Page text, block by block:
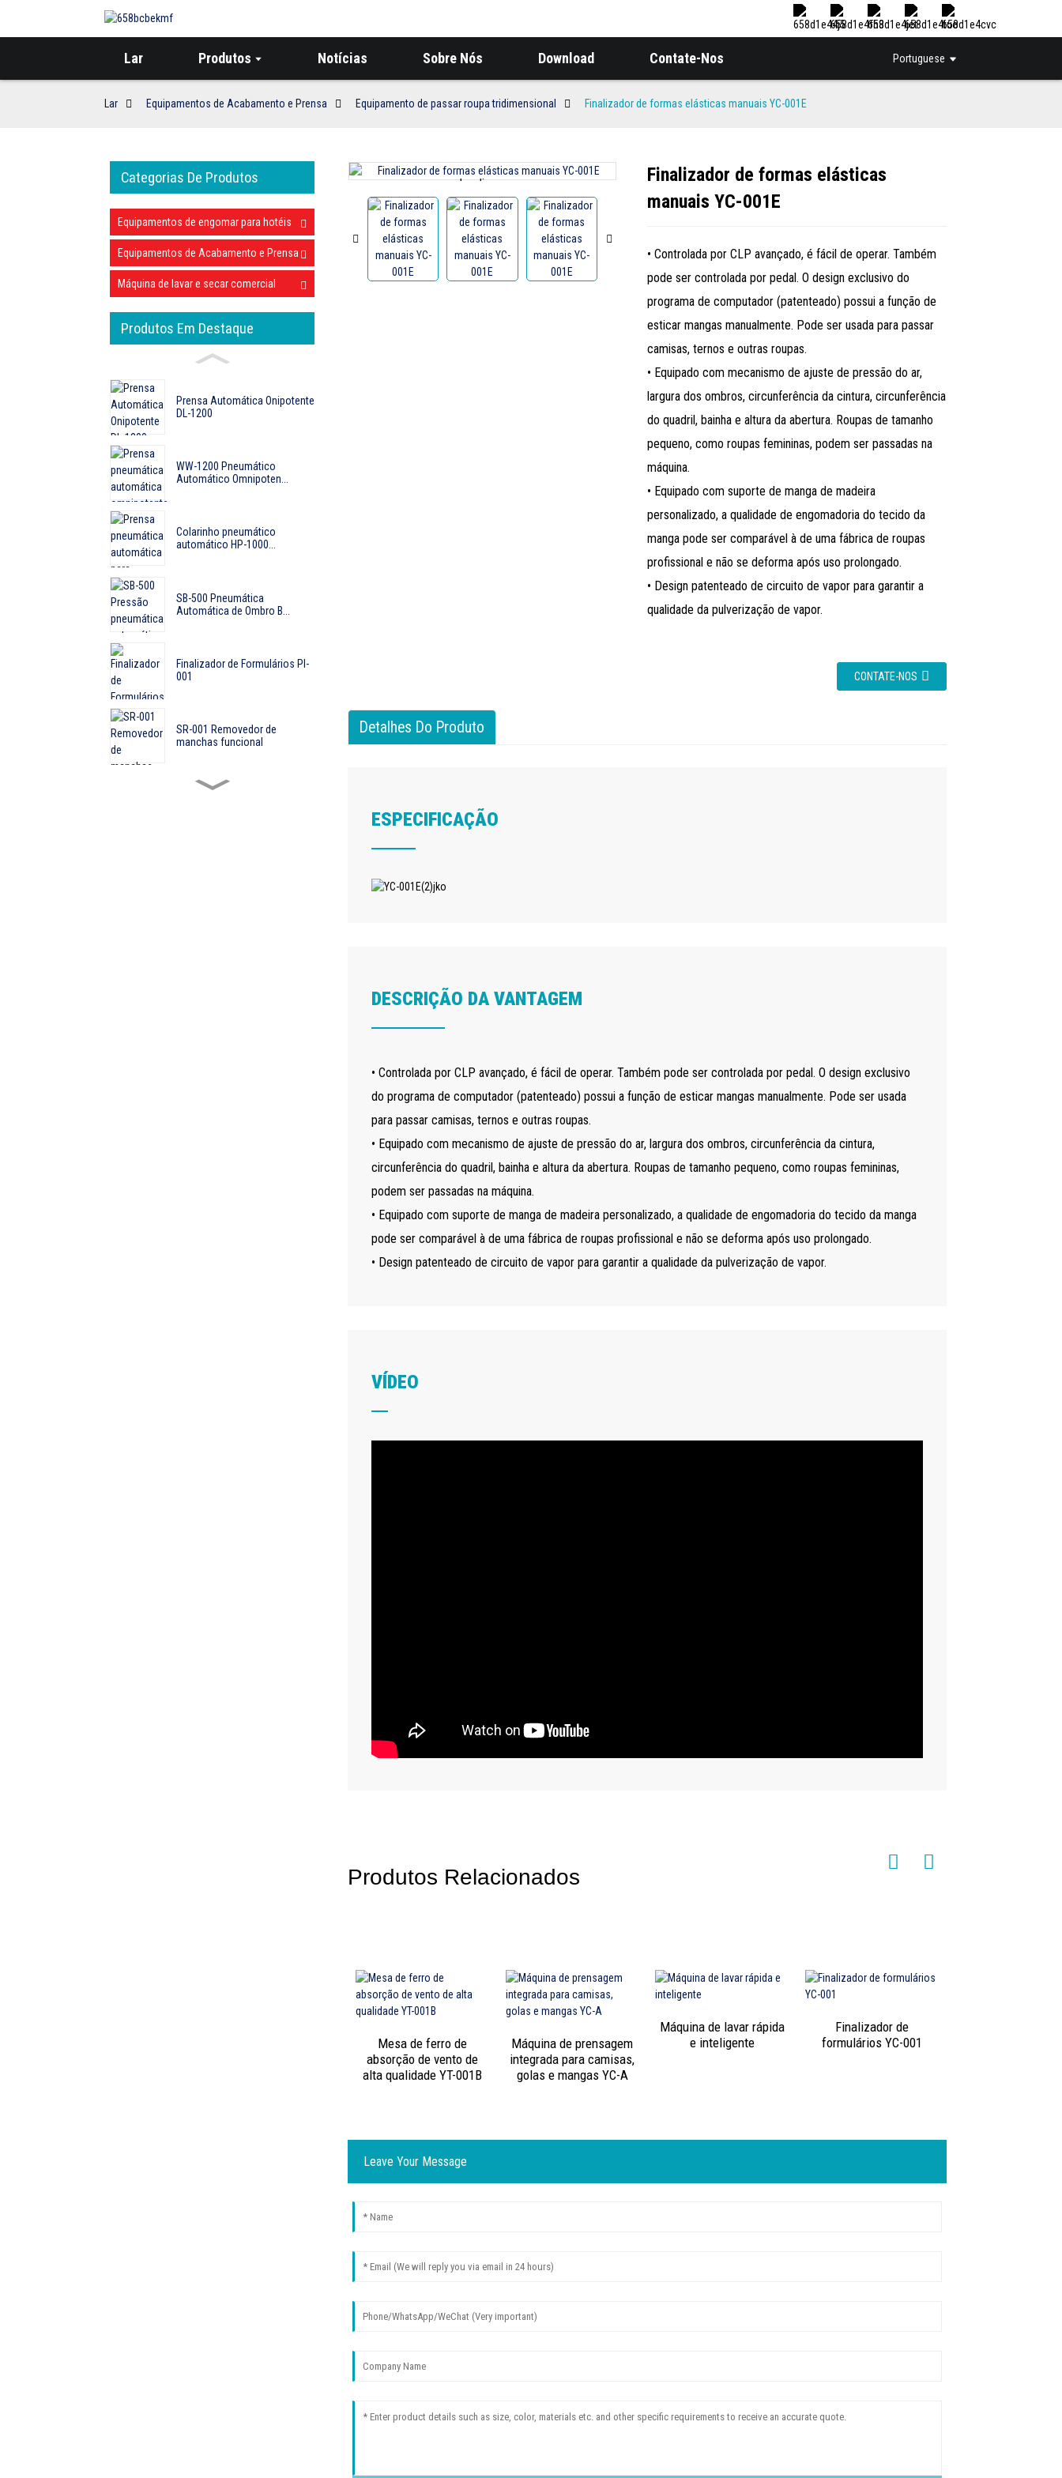
Lar Produtos Notícias Sobre Nós Download Contate-Nos Portuguese
Lar Equipamentos de Acabamento e Prensa Equipamento de passar roupa tridimensional Finalizador de formas elásticas manuais YC-001E
Categorias De Produtos
Equipamentos de engomar para hotéis
Equipamentos de Acabamento e Prensa
Máquina de lavar e secar comercial
Produtos Em Destaque
Prensa Automática Onipotente
DL-1200
WW-1200 Pneumático
Automático Omnipoten...
Colarinho pneumático
automático HP-1000...
SB-500 Pneumática
Automática de Ombro B...
Finalizador de Formulários PI-
001
SR-001 Removedor de
manchas funcional
Loading...
Loading... Loading...
Loading... Loading...
Loading...
Finalizador de formas elásticas
manuais YC-001E
• Controlada por CLP avançado, é fácil de operar. Também
pode ser controlada por pedal. O design exclusivo do
programa de computador (patenteado) possui a função de
esticar mangas manualmente. Pode ser usada para passar
camisas, ternos e outras roupas.
• Equipado com mecanismo de ajuste de pressão do ar,
largura dos ombros, circunferência da cintura, circunferência
do quadril, bainha e altura da abertura. Roupas de tamanho
pequeno, como roupas femininas, podem ser passadas na
máquina.
• Equipado com suporte de manga de madeira
personalizado, a qualidade de engomadoria do tecido da
manga pode ser comparável à de uma fábrica de roupas
profissional e não se deforma após uso prolongado.
• Design patenteado de circuito de vapor para garantir a
qualidade da pulverização de vapor.
CONTATE-NOS
Detalhes Do Produto
ESPECIFICAÇÃO
DESCRIÇÃO DA VANTAGEM
• Controlada por CLP avançado, é fácil de operar. Também pode ser controlada por pedal. O design exclusivo
do programa de computador (patenteado) possui a função de esticar mangas manualmente. Pode ser usada
para passar camisas, ternos e outras roupas.
• Equipado com mecanismo de ajuste de pressão do ar, largura dos ombros, circunferência da cintura,
circunferência do quadril, bainha e altura da abertura. Roupas de tamanho pequeno, como roupas femininas,
podem ser passadas na máquina.
• Equipado com suporte de manga de madeira personalizado, a qualidade de engomadoria do tecido da manga
pode ser comparável à de uma fábrica de roupas profissional e não se deforma após uso prolongado.
• Design patenteado de circuito de vapor para garantir a qualidade da pulverização de vapor.
VÍDEO
Produtos Relacionados
Mesa de ferro de
absorção de vento de
alta qualidade YT-001B
Máquina de prensagem
integrada para camisas,
golas e mangas YC-A
Máquina de lavar rápida
e inteligente
Finalizador de
formulários YC-001
Leave Your Message